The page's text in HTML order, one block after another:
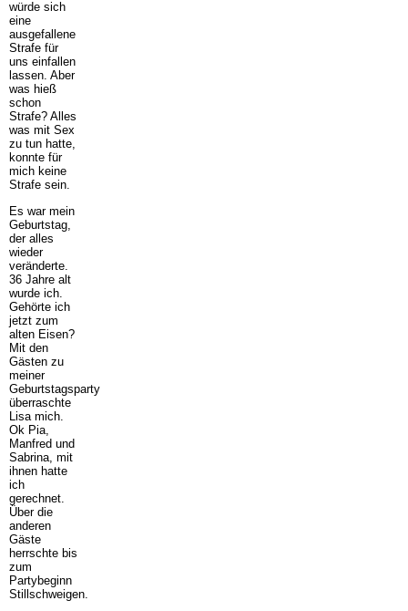
würde sich
eine
ausgefallene
Strafe für
uns einfallen
lassen. Aber
was hieß
schon
Strafe? Alles
was mit Sex
zu tun hatte,
konnte für
mich keine
Strafe sein.
Es war mein
Geburtstag,
der alles
wieder
veränderte.
36 Jahre alt
wurde ich.
Gehörte ich
jetzt zum
alten Eisen?
Mit den
Gästen zu
meiner
Geburtstagsparty
überraschte
Lisa mich.
Ok Pia,
Manfred und
Sabrina, mit
ihnen hatte
ich
gerechnet.
Über die
anderen
Gäste
herrschte bis
zum
Partybeginn
Stillschweigen.